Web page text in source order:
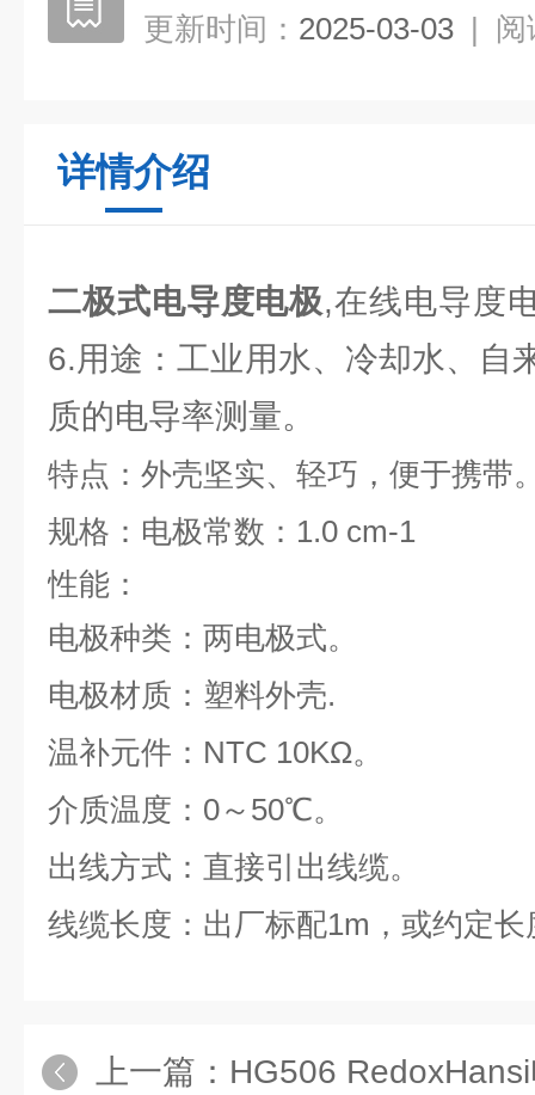
更新时间： 2025-03-03 | 阅
详情介绍
二极式电导度电极,在线电导度
6.用途：工业用水、冷却水、自
质的电导率测量。
特点：外壳坚实、轻巧，便于携带
规格：电极常数：1.0 cm-1
性能：
电极种类：两电极式。
电极材质：塑料外壳.
温补元件：NTC 10KΩ。
介质温度：0～50℃。
出线方式：直接引出线缆。
线缆长度：出厂标配1m，或约定长
上一篇： HG506